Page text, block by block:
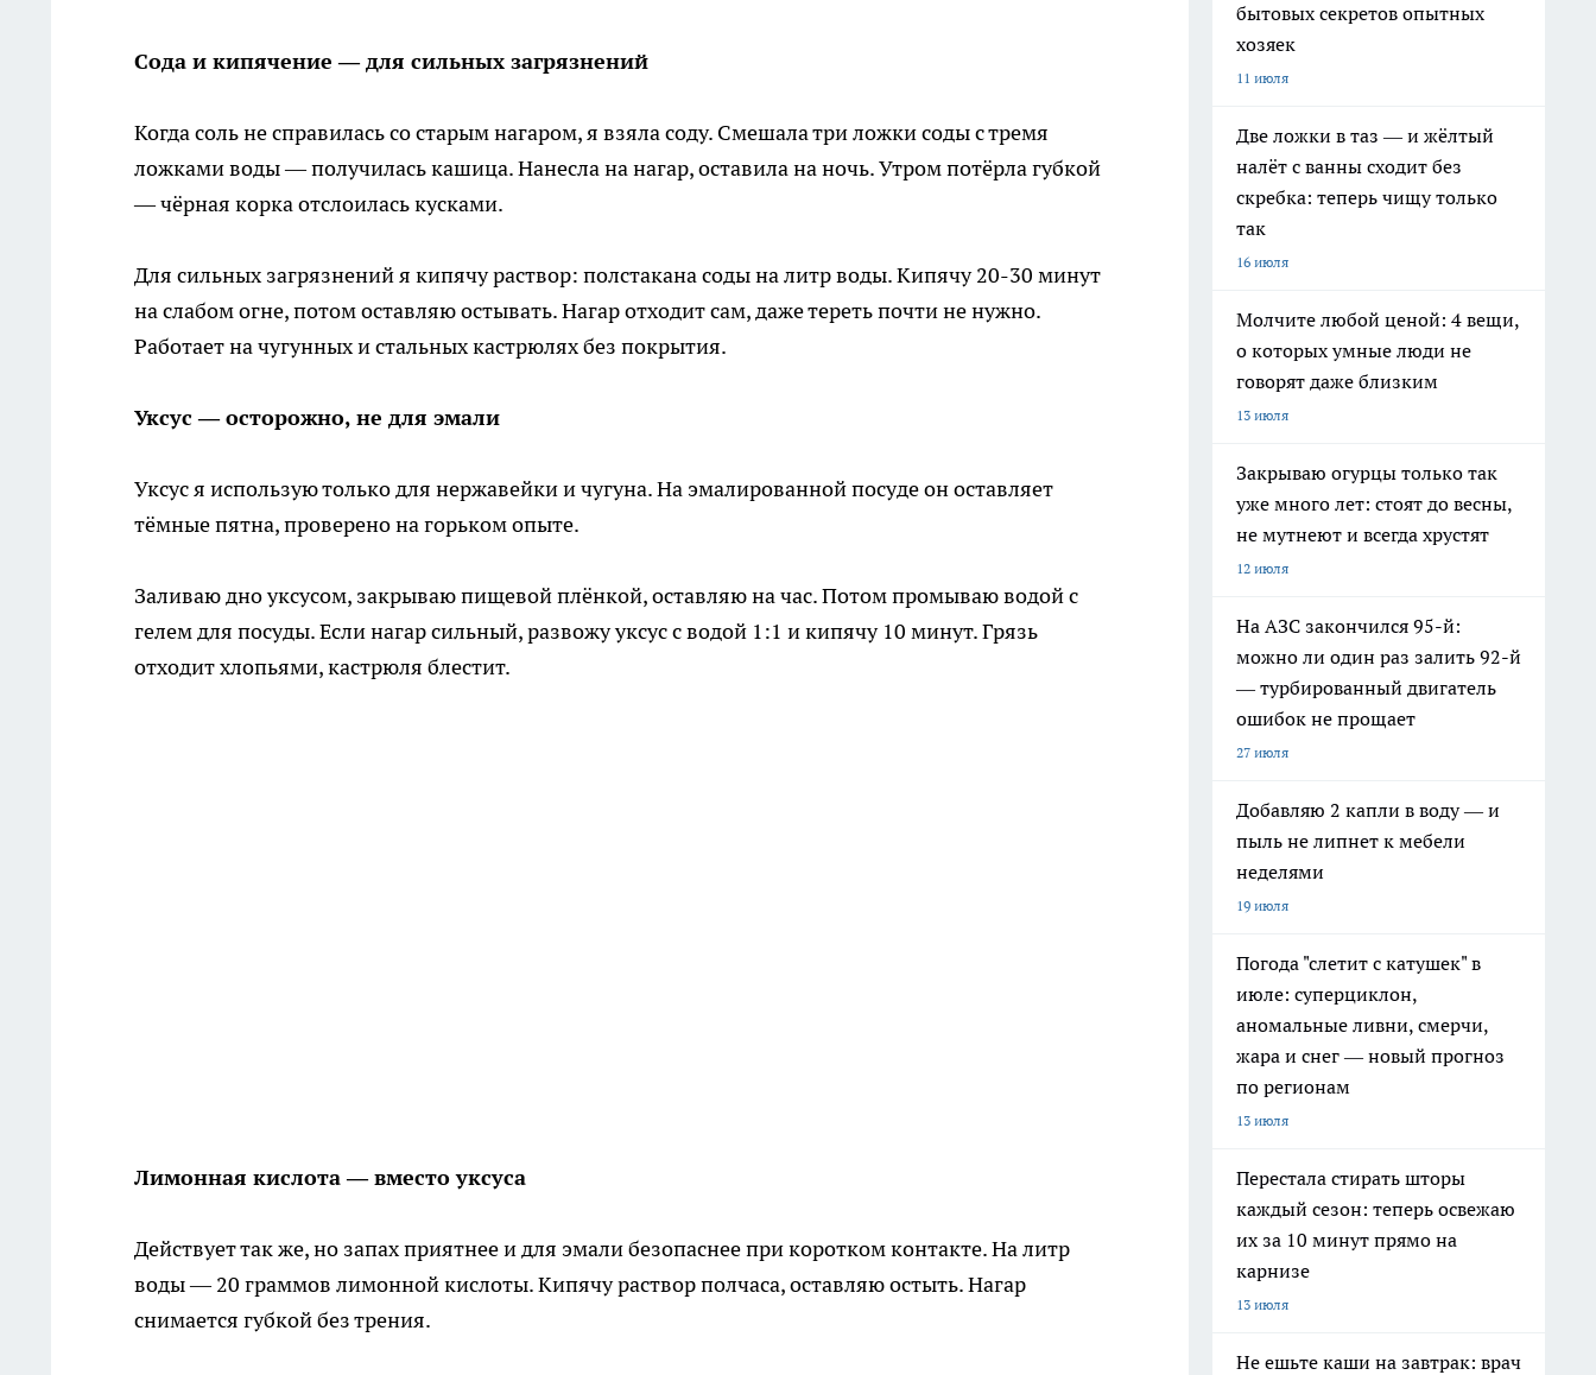
Сода и кипячение — для сильных загрязнений
Когда соль не справилась со старым нагаром, я взяла соду. Смешала три ложки соды с тремя
ложками воды — получилась кашица. Нанесла на нагар, оставила на ночь. Утром потёрла губкой
— чёрная корка отслоилась кусками.
Для сильных загрязнений я кипячу раствор: полстакана соды на литр воды. Кипячу 20-30 минут
на слабом огне, потом оставляю остывать. Нагар отходит сам, даже тереть почти не нужно.
Работает на чугунных и стальных кастрюлях без покрытия.
Уксус — осторожно, не для эмали
Уксус я использую только для нержавейки и чугуна. На эмалированной посуде он оставляет
тёмные пятна, проверено на горьком опыте.
Заливаю дно уксусом, закрываю пищевой плёнкой, оставляю на час. Потом промываю водой с
гелем для посуды. Если нагар сильный, развожу уксус с водой 1:1 и кипячу 10 минут. Грязь
отходит хлопьями, кастрюля блестит.
Лимонная кислота — вместо уксуса
Действует так же, но запах приятнее и для эмали безопаснее при коротком контакте. На литр
воды — 20 граммов лимонной кислоты. Кипячу раствор полчаса, оставляю остыть. Нагар
снимается губкой без трения.
бытовых секретов опытных
хозяек
11 июля
Две ложки в таз — и жёлтый
налёт с ванны сходит без
скребка: теперь чищу только
так
16 июля
Молчите любой ценой: 4 вещи,
о которых умные люди не
говорят даже близким
13 июля
Закрываю огурцы только так
уже много лет: стоят до весны,
не мутнеют и всегда хрустят
12 июля
На АЗС закончился 95-й:
можно ли один раз залить 92-й
— турбированный двигатель
ошибок не прощает
27 июля
Добавляю 2 капли в воду — и
пыль не липнет к мебели
неделями
19 июля
Погода "слетит с катушек" в
июле: суперциклон,
аномальные ливни, смерчи,
жара и снег — новый прогноз
по регионам
13 июля
Перестала стирать шторы
каждый сезон: теперь освежаю
их за 10 минут прямо на
карнизе
13 июля
Не ешьте каши на завтрак: врач